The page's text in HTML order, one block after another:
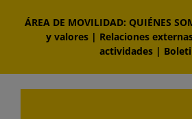
contenido
ÁREA DE MOVILIDAD: QUIÉNES
y valores | Relaciones
actividades |